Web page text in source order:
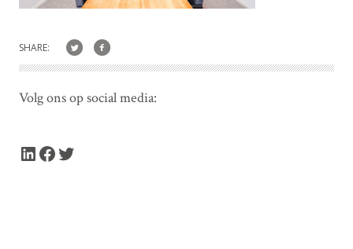
SHARE:
Volg ons op social media:
LinkedIn Facebook